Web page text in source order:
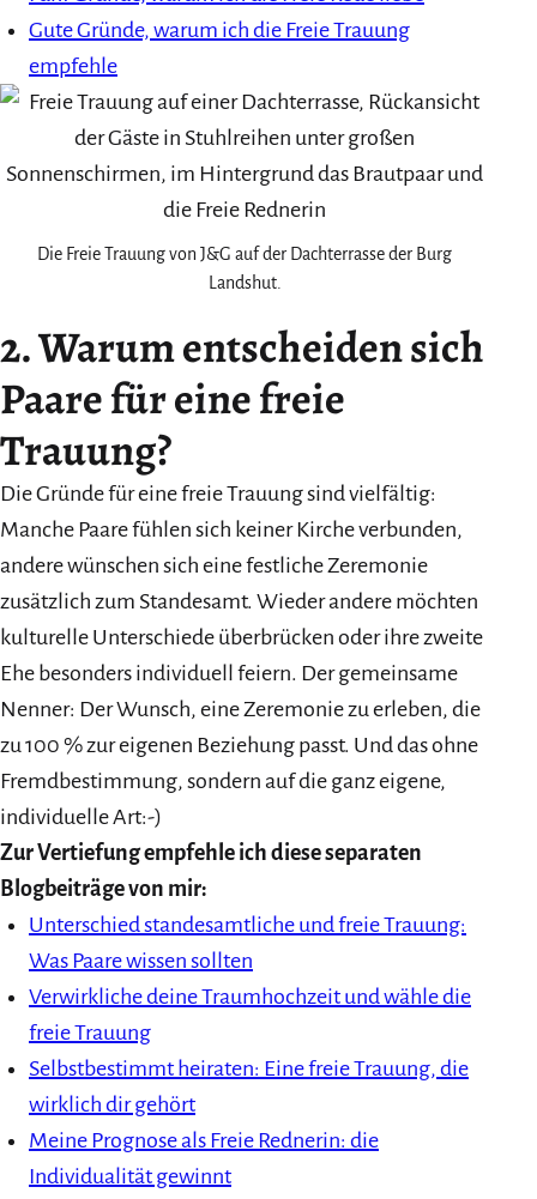
Gute Gründe, warum ich die Freie Trauung
empfehle
Die Freie Trauung von J&G auf der Dachterrasse der Burg
Landshut.
2. Warum entscheiden sich
Paare für eine freie
Trauung?
Die Gründe für eine freie Trauung sind vielfältig:
Manche Paare fühlen sich keiner Kirche verbunden,
andere wünschen sich eine festliche Zeremonie
zusätzlich zum Standesamt. Wieder andere möchten
kulturelle Unterschiede überbrücken oder ihre zweite
Ehe besonders individuell feiern. Der gemeinsame
Nenner: Der Wunsch, eine Zeremonie zu erleben, die
zu 100 % zur eigenen Beziehung passt. Und das ohne
Fremdbestimmung, sondern auf die ganz eigene,
individuelle Art:-)
Zur Vertiefung empfehle ich diese separaten
Blogbeiträge von mir:
Unterschied standesamtliche und freie Trauung:
Was Paare wissen sollten
Verwirkliche deine Traumhochzeit und wähle die
freie Trauung
Selbstbestimmt heiraten: Eine freie Trauung, die
wirklich dir gehört
Meine Prognose als Freie Rednerin: die
Individualität gewinnt